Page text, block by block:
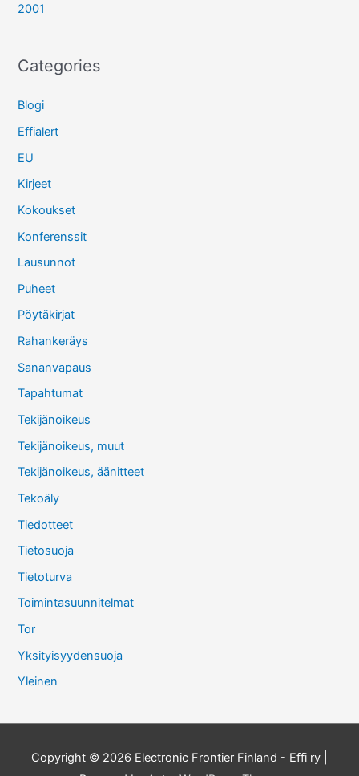
2001
Categories
Blogi
Effialert
EU
Kirjeet
Kokoukset
Konferenssit
Lausunnot
Puheet
Pöytäkirjat
Rahankeräys
Sananvapaus
Tapahtumat
Tekijänoikeus
Tekijänoikeus, muut
Tekijänoikeus, äänitteet
Tekoäly
Tiedotteet
Tietosuoja
Tietoturva
Toimintasuunnitelmat
Tor
Yksityisyydensuoja
Yleinen
Copyright © 2026 Electronic Frontier Finland - Effi ry